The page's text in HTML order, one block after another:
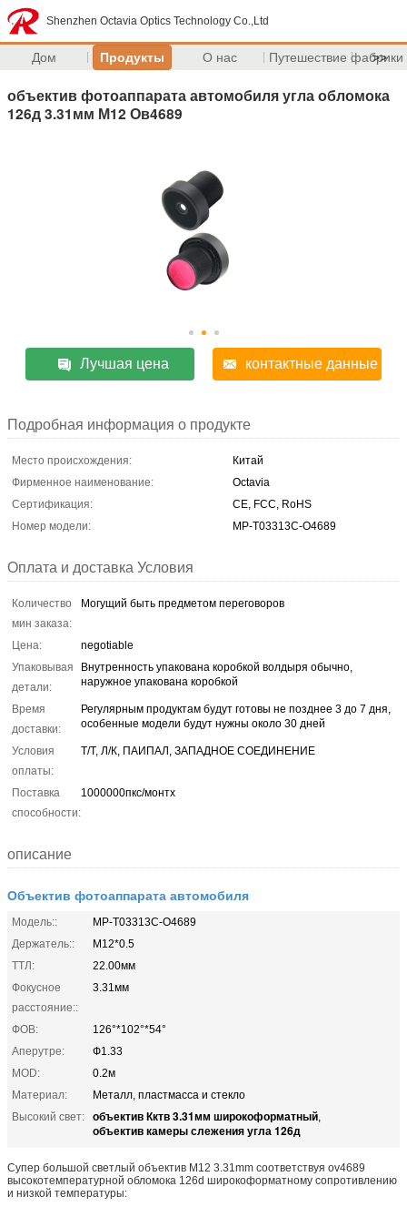
Shenzhen Octavia Optics Technology Co.,Ltd
Дом Продукты О нас Путешествие фабрики
>>
объектив фотоаппарата автомобиля угла обломока
126д 3.31мм М12 Ов4689
Лучшая цена контактные данные
Подробная информация о продукте
Место происхождения:
Китай
Фирменное наименование:
Octavia
Сертификация:
CE, FCC, RoHS
Номер модели:
МР-Т03313С-О4689
Оплата и доставка Условия
Количество
мин заказа:
Могущий быть предметом переговоров
Цена:
negotiable
Упаковывая
детали:
Внутренность упакована коробкой волдыря обычно,
наружное упакована коробкой
Время
доставки:
Регулярным продуктам будут готовы не позднее 3 до 7 дня,
особенные модели будут нужны около 30 дней
Условия
оплаты:
Т/Т, Л/К, ПАИПАЛ, ЗАПАДНОЕ СОЕДИНЕНИЕ
Поставка
способности:
1000000пкс/монтх
описание
Объектив фотоаппарата автомобиля
Модель::
МР-Т03313С-О4689
Держатель::
М12*0.5
ТТЛ:
22.00мм
Фокусное
расстояние::
3.31мм
ФОВ:
126°*102°*54°
Аперутре:
Ф1.33
MOD:
0.2м
Материал:
Металл, пластмасса и стекло
Высокий свет:
объектив Кктв 3.31мм широкоформатный,
объектив камеры слежения угла 126д
Супер большой светлый объектив M12 3.31mm соответствуя ov4689
высокотемпературной обломока 126d широкоформатному сопротивлению
и низкой температуры: